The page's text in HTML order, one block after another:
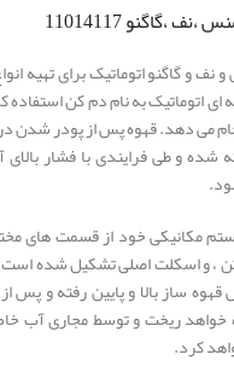
11014117
و گاگنو اتوماتیک برای تهیه
اتوماتیک به نام دم کن استفاده
می دهد. قهوه پس از پودر شدن
و طی فرایندی با فشار بالای
مکانیکی خود از قسمت های
، و اسکلت اصلی تشکیل شده
ساز بالا و پایین رفته و پس
خواهد ریخت و توسط مجاری آب
کرد.